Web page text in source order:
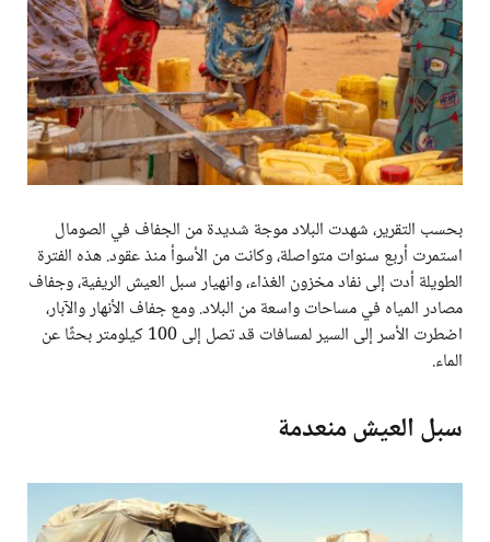
بحسب التقرير، شهدت البلاد موجة شديدة من الجفاف في الصومال
استمرت أربع سنوات متواصلة، وكانت من الأسوأ منذ عقود. هذه الفترة
الطويلة أدت إلى نفاد مخزون الغذاء، وانهيار سبل العيش الريفية، وجفاف
مصادر المياه في مساحات واسعة من البلاد. ومع جفاف الأنهار والآبار،
اضطرت الأسر إلى السير لمسافات قد تصل إلى 100 كيلومتر بحثًا عن
الماء.
سبل العيش منعدمة